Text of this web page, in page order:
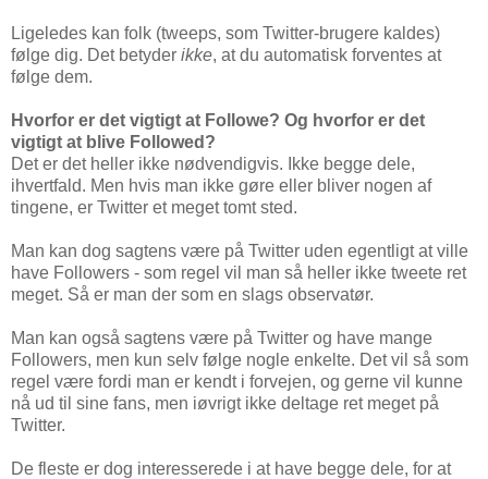
Ligeledes kan folk (tweeps, som Twitter-brugere kaldes)
følge dig. Det betyder ikke, at du automatisk forventes at
følge dem.
Hvorfor er det vigtigt at Followe? Og hvorfor er det
vigtigt at blive Followed?
Det er det heller ikke nødvendigvis. Ikke begge dele,
ihvertfald. Men hvis man ikke gøre eller bliver nogen af
tingene, er Twitter et meget tomt sted.
Man kan dog sagtens være på Twitter uden egentligt at ville
have Followers - som regel vil man så heller ikke tweete ret
meget. Så er man der som en slags observatør.
Man kan også sagtens være på Twitter og have mange
Followers, men kun selv følge nogle enkelte. Det vil så som
regel være fordi man er kendt i forvejen, og gerne vil kunne
nå ud til sine fans, men iøvrigt ikke deltage ret meget på
Twitter.
De fleste er dog interesserede i at have begge dele, for at